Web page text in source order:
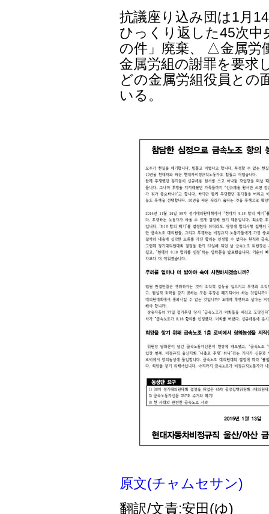
抗議座り込み団は1月
ひっくり返した45次中
の件」廃棄、 △金属労
金属労組の謝罪を要求
どの金属労組役員との
いる。
原文(チャムセサン)
翻訳/文責:安田(ゆ)